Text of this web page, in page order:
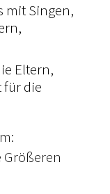
mit Singen,
Eltern,
für die
Größeren